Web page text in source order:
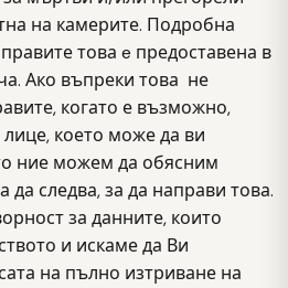
на камерите. Подробна
това e предоставена в
Ако въпреки това не
когато е възможно,
което може да ви
ние можем да обясним
да следва, за да направи това.
за данните, които
и искаме да Ви
на пълно изтриване на